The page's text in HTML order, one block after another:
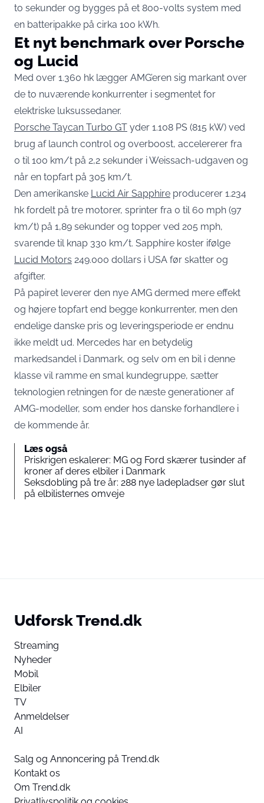
to sekunder og bygges på et 800-volts system med
en batteripakke på cirka 100 kWh.
Et nyt benchmark over Porsche
og Lucid
Med over 1.360 hk lægger AMG’eren sig markant over
de to nuværende konkurrenter i segmentet for
elektriske luksussedaner.
Porsche Taycan Turbo GT yder 1.108 PS (815 kW) ved
brug af launch control og overboost, accelererer fra
0 til 100 km/t på 2,2 sekunder i Weissach-udgaven og
når en topfart på 305 km/t.
Den amerikanske Lucid Air Sapphire producerer 1.234
hk fordelt på tre motorer, sprinter fra 0 til 60 mph (97
km/t) på 1,89 sekunder og topper ved 205 mph,
svarende til knap 330 km/t. Sapphire koster ifølge
Lucid Motors 249.000 dollars i USA før skatter og
afgifter.
På papiret leverer den nye AMG dermed mere effekt
og højere topfart end begge konkurrenter, men den
endelige danske pris og leveringsperiode er endnu
ikke meldt ud. Mercedes har en betydelig
markedsandel i Danmark, og selv om en bil i denne
klasse vil ramme en smal kundegruppe, sætter
teknologien retningen for de næste generationer af
AMG-modeller, som ender hos danske forhandlere i
de kommende år.
Læs også
Priskrigen eskalerer: MG og Ford skærer tusinder af
kroner af deres elbiler i Danmark
Seksdobling på tre år: 288 nye ladepladser gør slut
på elbilisternes omveje
Udforsk Trend.dk
Streaming
Nyheder
Mobil
Elbiler
TV
Anmeldelser
AI
Salg og Annoncering på Trend.dk
Kontakt os
Om Trend.dk